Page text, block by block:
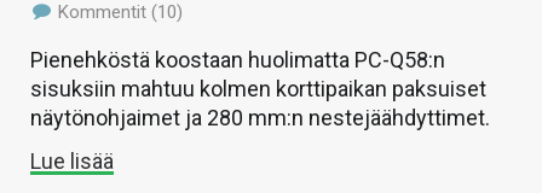
Kommentit (10)
Pienehköstä koostaan huolimatta PC-Q58:n
sisuksiin mahtuu kolmen korttipaikan paksuiset
näytönohjaimet ja 280 mm:n nestejäähdyttimet.
Lue lisää